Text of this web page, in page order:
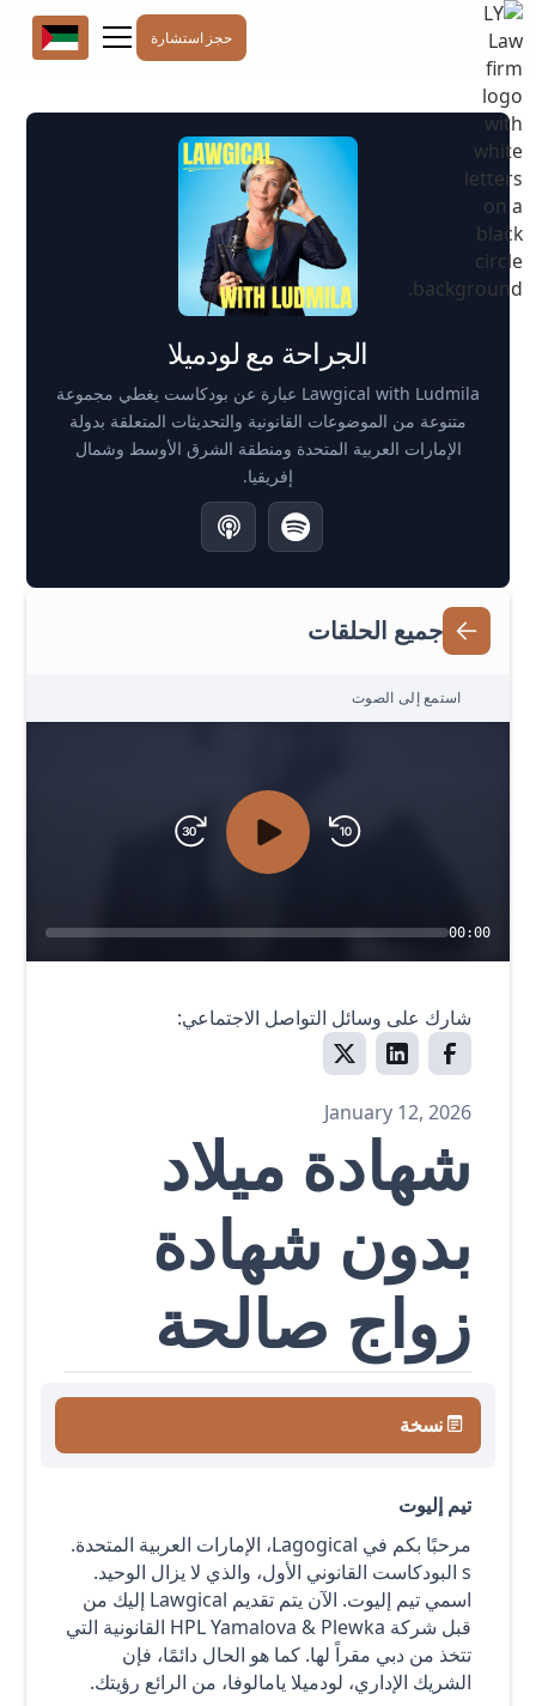
حجز استشارة
الجراحة مع لودميلا
Lawgical with Ludmila عبارة عن بودكاست يغطي مجموعة
متنوعة من الموضوعات القانونية والتحديثات المتعلقة بدولة
الإمارات العربية المتحدة ومنطقة الشرق الأوسط وشمال
إفريقيا.
جميع الحلقات
استمع إلى الصوت
00:00
شارك على وسائل التواصل الاجتماعي:
January 12, 2026
شهادة ميلاد
بدون شهادة
زواج صالحة
نسخة
تيم إليوت
مرحبًا بكم في Lagogical، الإمارات العربية المتحدة.
s البودكاست القانوني الأول، والذي لا يزال الوحيد.
اسمي تيم إليوت. الآن يتم تقديم Lawgical إليك من
قبل شركة HPL Yamalova & Plewka القانونية التي
تتخذ من دبي مقراً لها. كما هو الحال دائمًا، فإن
الشريك الإداري، لودميلا يامالوفا، من الرائع رؤيتك.